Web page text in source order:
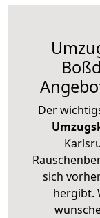
Der
sich
hergibt.